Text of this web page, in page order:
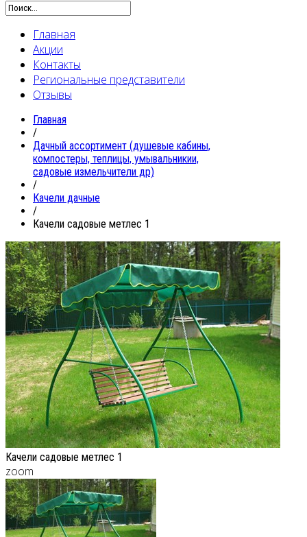
Главная
Акции
Контакты
Региональные представители
Отзывы
Главная
/
Дачный ассортимент (душевые кабины,
компостеры, теплицы, умывальникии,
садовые измельчители др)
/
Качели дачные
/
Качели садовые метлес 1
Качели садовые метлес 1
zoom